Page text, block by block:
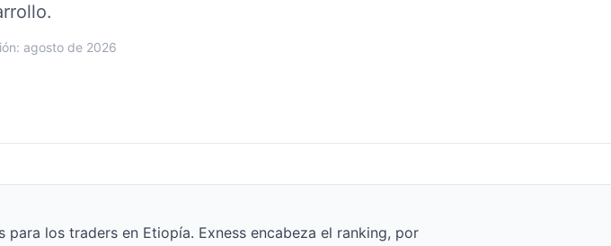
agosto de 2026
los traders en Etiopía. Exness encabeza el ranking, por